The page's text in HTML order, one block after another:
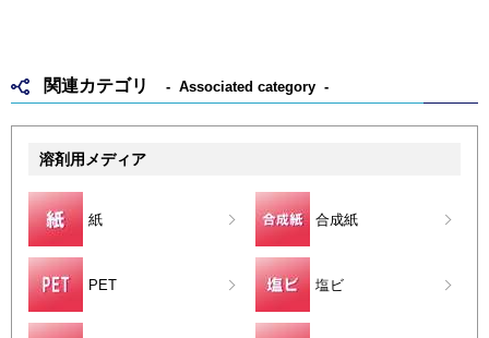
関連カテゴリ Associated category
溶剤用メディア
紙 合成紙
PET 塩ビ